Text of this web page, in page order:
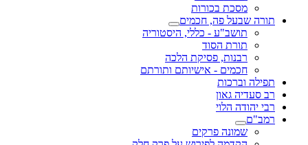
מסכת בכורות
תורה שבעל פה, חכמים
תושב"ע - כללי, היסטוריה
תורת הסוד
רבנות, פסיקת הלכה
חכמים - אישיותם ותורתם
תפילה וברכות
רב סעדיה גאון
רבי יהודה הלוי
רמב"ם
שמונה פרקים